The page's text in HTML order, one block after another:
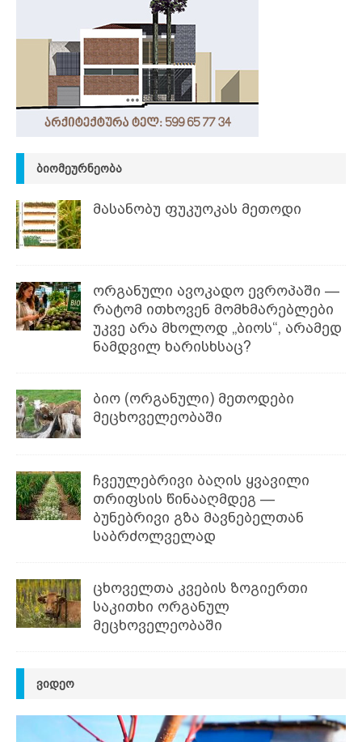
ᲑᲘᲝᲛᲔᲣᲠᲜᲔᲝᲑᲐ
მასანობუ ფუკუოკას მეთოდი
ორგანული ავოკადო ევროპაში —
რატომ ითხოვენ მომხმარებლები
უკვე არა მხოლოდ „ბიოს“, არამედ
ნამდვილ ხარისხსაც?
ბიო (ორგანული) მეთოდები
მეცხოველეობაში
ჩვეულებრივი ბაღის ყვავილი
თრიფსის წინააღმდეგ —
ბუნებრივი გზა მავნებელთან
საბრძოლველად
ცხოველთა კვების ზოგიერთი
საკითხი ორგანულ
მეცხოველეობაში
ᲕᲘᲓᲔᲝ